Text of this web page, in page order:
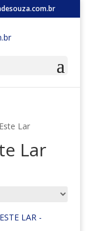
Lar
Lar